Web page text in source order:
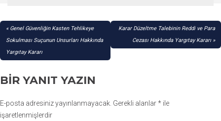
YAZI
GEZINMESI
Genel Güvenliğin Kasten Tehlikeye
Sokulması Suçunun Unsurları Hakkında
Yargıtay Kararı
Karar Düzeltme Talebinin Reddi ve Para
Cezası Hakkında Yargıtay Kararı
BIR YANIT YAZIN
E-posta adresiniz yayınlanmayacak. Gerekli alanlar* ile
işaretlenmişlerdir